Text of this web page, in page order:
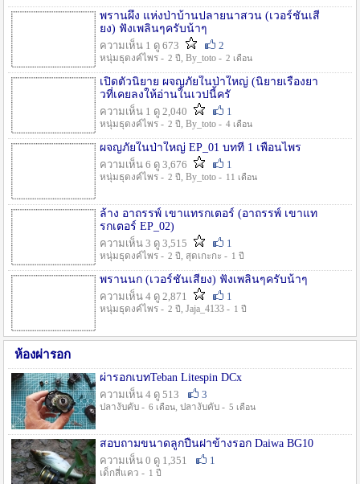
พรานผึ้ง แห่งป่าบ้านปลายนาสวน (เวอร์ชั่นเสี
ยง) ฟังเพลินๆครับน้าๆ
ความเห็น 1 ดู 673
2
หนุ่มธุดงค์ไพร - 2 ปี , By_toto - 2 เดือน
เปิดตัวนิยาย ผจญภัยในป่าใหญ่ (นิยายเรื่องยา
วที่เคยลงให้อ่านในเวปนี้ครั
ความเห็น 1 ดู 2,040
1
หนุ่มธุดงค์ไพร - 2 ปี , By_toto - 4 เดือน
ผจญภัยในป่าใหญ่ EP_01 บทที่ 1 เพื่อนไพร
ความเห็น 6 ดู 3,676
1
หนุ่มธุดงค์ไพร - 2 ปี , By_toto - 11 เดือน
ล้าง อาถรรพ์ เขาแทรกเตอร์ (อาถรรพ์ เขาแท
รกเตอร์ EP_02)
ความเห็น 3 ดู 3,515
1
หนุ่มธุดงค์ไพร - 2 ปี , สุดเกะกะ - 1 ปี
พรานนก (เวอร์ชั่นเสียง) ฟังเพลินๆครับน้าๆ
ความเห็น 4 ดู 2,871
1
หนุ่มธุดงค์ไพร - 2 ปี , Jaja_4133 - 1 ปี
ห้องผ่ารอก
ผ่ารอกเบทTeban Litespin DCx
ความเห็น 4 ดู 513
3
ปลางับคับ - 6 เดือน, ปลางับคับ - 5 เดือน
สอบถามขนาดลูกปืนฝาข้างรอก Daiwa BG10
ความเห็น 0 ดู 1,351
1
เด็กสี่แคว - 1 ปี